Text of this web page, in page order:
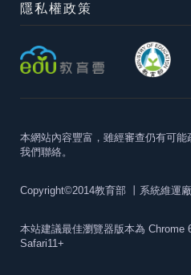
隱私權政策
本網站內容豐富，雖經審查仍有可能
我們聯絡。
Copyright©2014教育部 丨系統維運
本站建議最佳瀏覽器版本為 Chrome
Safari11+